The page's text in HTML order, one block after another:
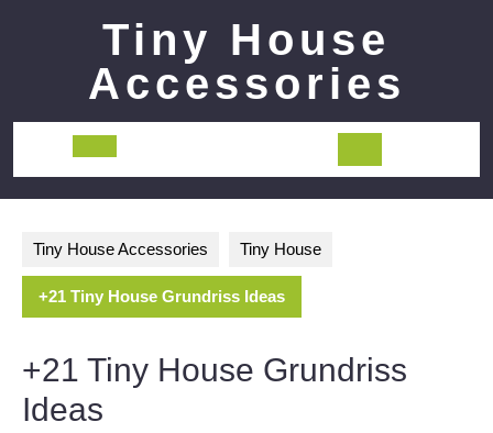
Tiny House
Accessories
Open
Tiny House Accessories Tiny House
+21 Tiny House Grundriss Ideas
+21 Tiny House Grundriss
Ideas